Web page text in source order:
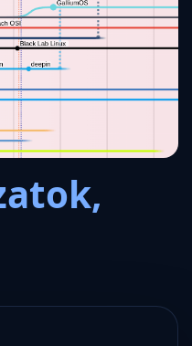
Microsoft odaadta a
hatóságoknak, hogy
az adatokat.